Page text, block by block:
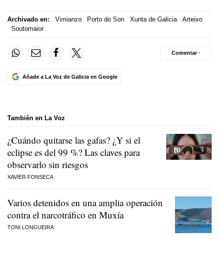
Archivado en: Vimianzo Porto do Son Xunta de Galicia
Arteixo
Soutomaior
Añade a La Voz de Galicia en Google
Comentar ·
También en La Voz
¿Cuándo quitarse las gafas? ¿Y si el
eclipse es del 99 %? Las claves para
observarlo sin riesgos
XAVIER FONSECA
Varios detenidos en una amplia operación
contra el narcotráfico en Muxía
TONI LONGUEIRA